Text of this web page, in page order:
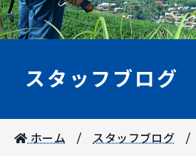
スタッフブログ
ホーム スタッフブログ